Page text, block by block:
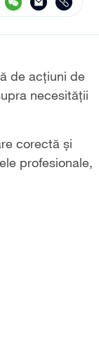
de acțiuni de
necesității
corectă și
profesionale,